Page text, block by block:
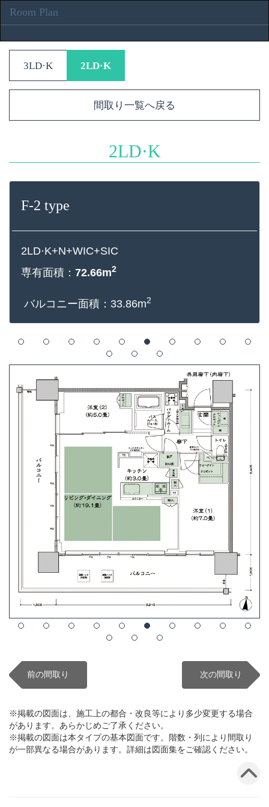
Room Plan
3LD·K 2LD·K
間取り一覧へ戻る
2LD·K
F-2 type
2LD·K+N+WIC+SIC
専有面積： 72.66m2
バルコニー面積：33.86m2
前の間取り 次の間取り
※掲載の図面は、施工上の都合・改良等により多少変更する場合
があります。あらかじめご了承ください。
※掲載の図面は本タイプの基本図面です。階数・列により間取り
が一部異なる場合があります。詳細は図面集をご確認ください。